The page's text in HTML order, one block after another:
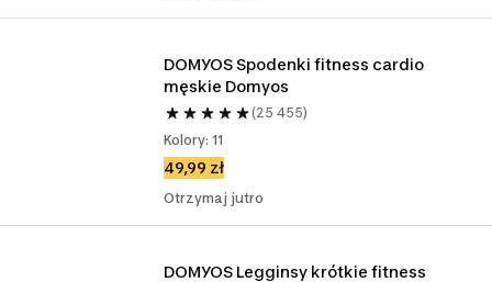
DOMYOS Spodenki fitness cardio
męskie Domyos
(25 455)
Kolory: 11
49,99 zł
Otrzymaj jutro
DOMYOS Legginsy krótkie fitness